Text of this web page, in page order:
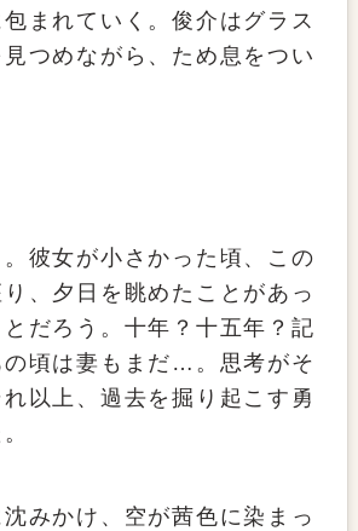
まれていく。俊介はグラス
つめながら、ため息をつい
彼女が小さかった頃、この
、夕日を眺めたことがあっ
だろう。十年？十五年？記
頃は妻もまだ…。思考がそ
以上、過去を掘り起こす勇
みかけ、空が茜色に染まっ